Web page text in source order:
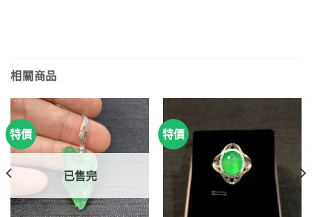
相關商品
特價
已售完
特價